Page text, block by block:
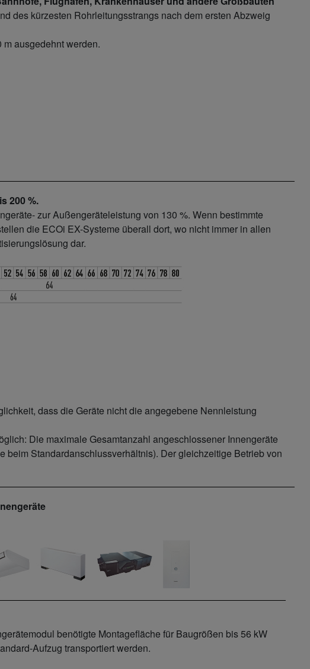
des kürzesten Rohrleitungsstrangs nach dem ersten Abzweig
ausgedehnt werden.
200 %.
zur Außengeräteleistung von 130 %. Wenn bestimmte
die ECOi EX-Systeme überall dort, wo nicht immer in allen
dar.
dass die Geräte nicht die angegebene Nennleistung
Die maximale Gesamtanzahl angeschlossener Innengeräte
beim Standardanschlussverhältnis). Der gleichzeitige Betrieb von
benötigte Montagefläche für Baugrößen bis 56 kW
Aufzug transportiert werden.